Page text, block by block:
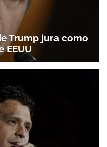
Trump jura como
EEUU